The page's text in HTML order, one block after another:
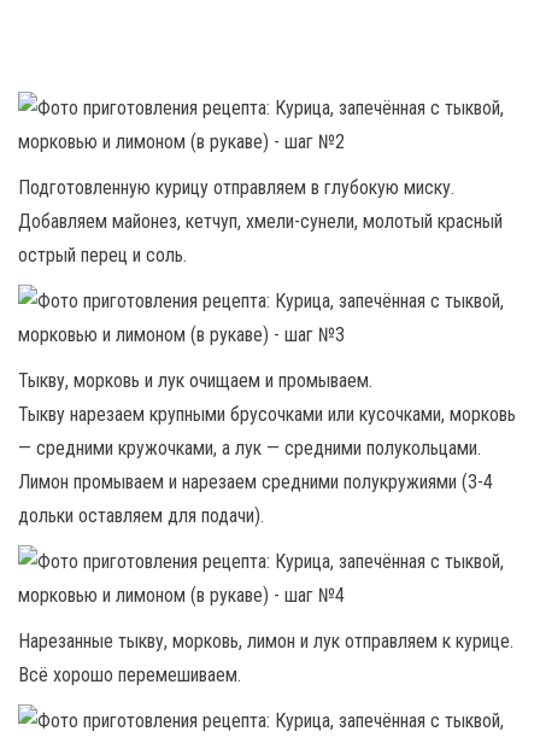
Подготовленную курицу отправляем в глубокую миску.
Добавляем майонез, кетчуп, хмели-сунели, молотый красный
острый перец и соль.
Тыкву, морковь и лук очищаем и промываем.
Тыкву нарезаем крупными брусочками или кусочками, морковь
— средними кружочками, а лук — средними полукольцами.
Лимон промываем и нарезаем средними полукружиями (3-4
дольки оставляем для подачи).
Нарезанные тыкву, морковь, лимон и лук отправляем к курице.
Всё хорошо перемешиваем.